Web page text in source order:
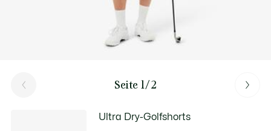
Seite 1/2
Ultra Dry-Golfshorts